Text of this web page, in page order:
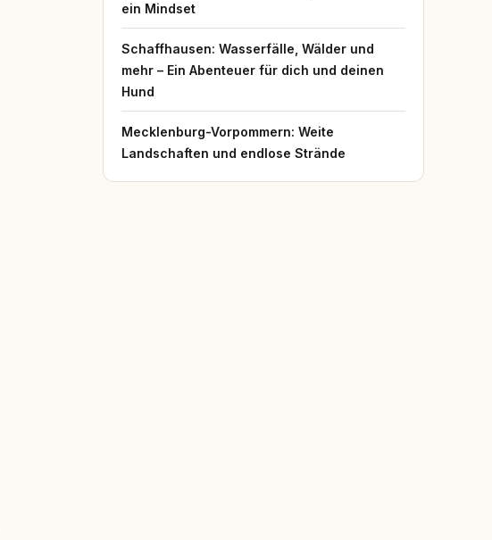
ein Mindset
Schaffhausen: Wasserfälle, Wälder und
mehr – Ein Abenteuer für dich und deinen
Hund
Mecklenburg-Vorpommern: Weite
Landschaften und endlose Strände